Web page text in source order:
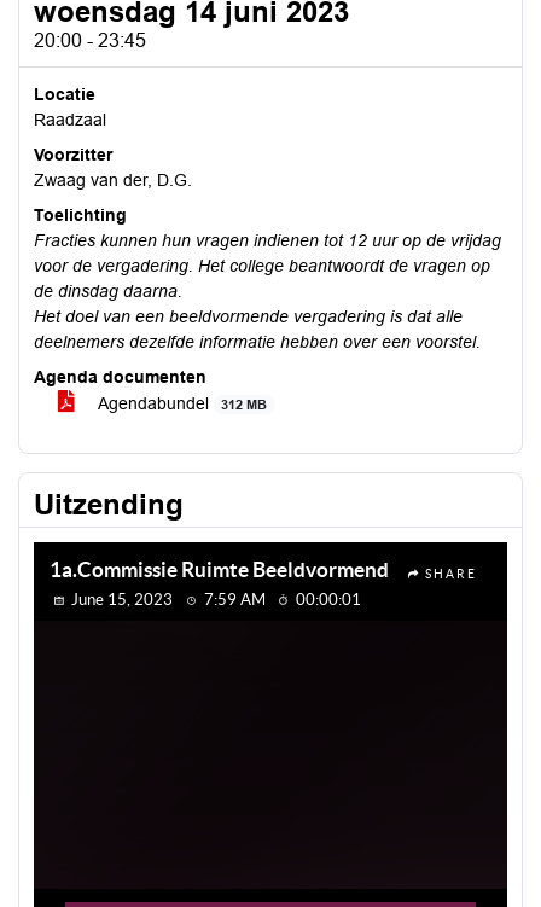
woensdag 14 juni 2023
20:00 - 23:45
Locatie
Raadzaal
Voorzitter
Zwaag van der, D.G.
Toelichting
Fracties kunnen hun vragen indienen tot 12 uur op de vrijdag
voor de vergadering. Het college beantwoordt de vragen op
de dinsdag daarna.
Het doel van een beeldvormende vergadering is dat alle
deelnemers dezelfde informatie hebben over een voorstel.
Agenda documenten
Agendabundel
312 MB
Uitzending